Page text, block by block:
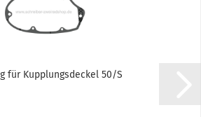
für Kupplungsdeckel 50/S